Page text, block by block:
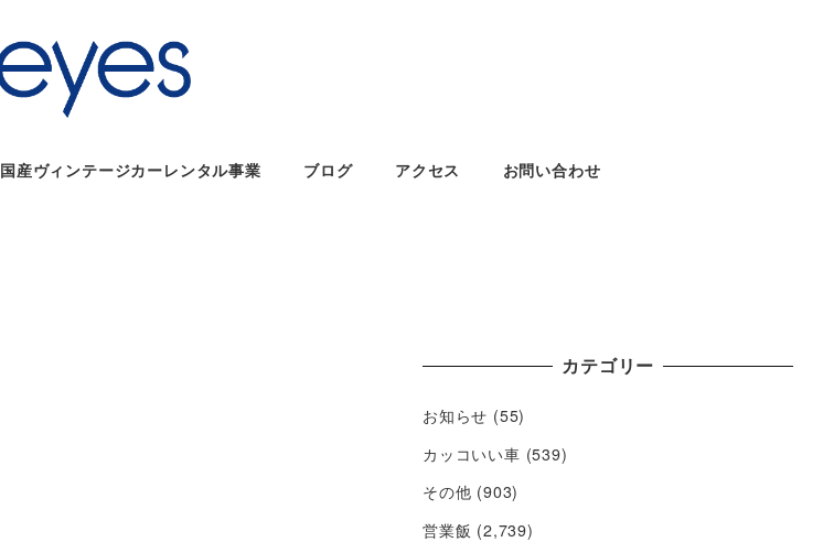
国産ヴィンテージカーレンタル事業 ブログ アクセス お問い合わせ
カテゴリー
お知らせ (55)
カッコいい車 (539)
その他 (903)
営業飯 (2,739)